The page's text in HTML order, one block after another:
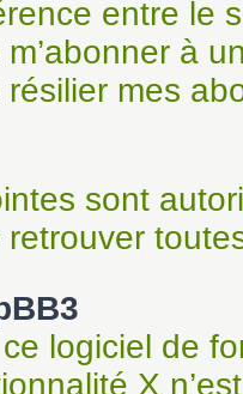
entre le
à
mes
sont
logiciel de
X